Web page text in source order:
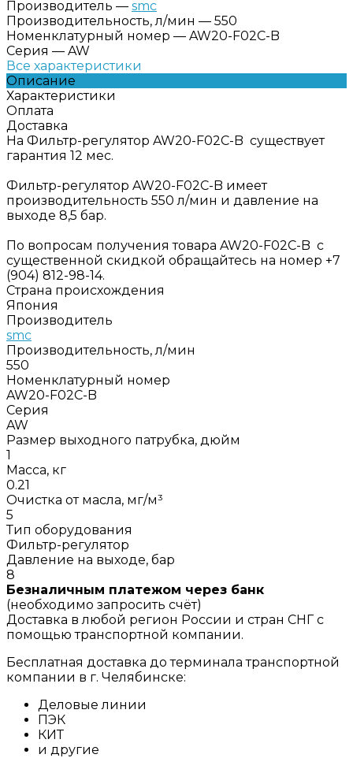
Производитель — smc
Производительность, л/мин — 550
Номенклатурный номер — AW20-F02C-B
Серия — AW
Все характеристики
Описание
Характеристики
Оплата
Доставка
На Фильтр-регулятор AW20-F02C-B существует
гарантия 12 мес.
Фильтр-регулятор AW20-F02C-B имеет
производительность 550 л/мин и давление на
выходе 8,5 бар.
По вопросам получения товара AW20-F02C-B с
существенной скидкой обращайтесь на номер +7
(904) 812-98-14.
Страна происхождения
Япония
Производитель
smc
Производительность, л/мин
550
Номенклатурный номер
AW20-F02C-B
Серия
AW
Размер выходного патрубка, дюйм
1
Масса, кг
0.21
Очистка от масла, мг/м³
5
Тип оборудования
Фильтр-регулятор
Давление на выходе, бар
8
Безналичным платежом через банк
(необходимо запросить счёт)
Доставка в любой регион России и стран СНГ с
помощью транспортной компании.
Бесплатная доставка до терминала транспортной
компании в г. Челябинске:
Деловые линии
ПЭК
КИТ
и другие